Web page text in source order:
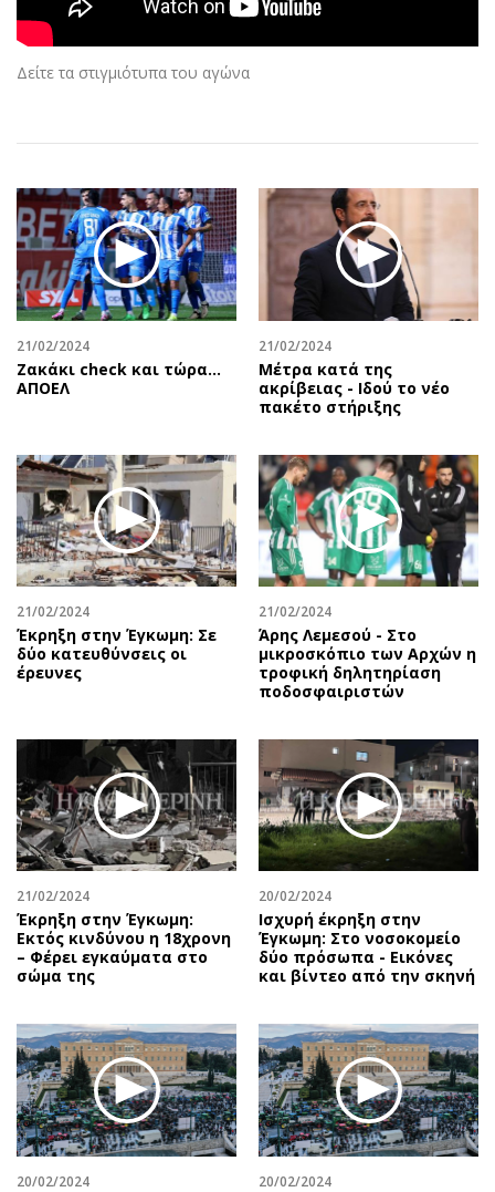
Αθλητισμός
Κύπρος
Ελλάδα
Κληρώσεις Allwyn
Οικονομία
Real Estate
Επιχειρήσεις
Αγορές
Money Review
AstroBank Properties
Ναυτιλία
Περιβάλλον
Ελλάδα
Κόσμος
Πολιτισμός
Σινεμά
Εικαστικά
Βιβλίο
Χειρόγραφα
Geek
Νέα
Αυτοκίνηση
Πολιτική
Οικονομία
Γενικά
Αναδρομές
Πρόσωπα
Περιβάλλον
Good Life
Showbiz
Ταξίδια
Συνταγές
Έξοδος
Εκπομπές
Wine routes
Podcasts
Προσφορές
Προσωπικότητες στην ''Κ''
Επιστολές
Δείτε τα στιγμιότυπα του αγώνα
21/02/2024
Ζακάκι check και τώρα…
ΑΠΟΕΛ
21/02/2024
Μέτρα κατά της
ακρίβειας - Ιδού το νέο
πακέτο στήριξης
21/02/2024
Έκρηξη στην Έγκωμη: Σε
δύο κατευθύνσεις οι
έρευνες
21/02/2024
Άρης Λεμεσού - Στο
μικροσκόπιο των Αρχών η
τροφική δηλητηρίαση
ποδοσφαιριστών
21/02/2024
Έκρηξη στην Έγκωμη:
Εκτός κινδύνου η 18χρονη
– Φέρει εγκαύματα στο
σώμα της
20/02/2024
Ισχυρή έκρηξη στην
Έγκωμη: Στο νοσοκομείο
δύο πρόσωπα - Εικόνες
και βίντεο από την σκηνή
20/02/2024 20/02/2024